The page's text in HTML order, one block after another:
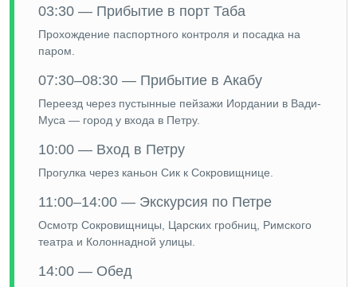
03:30 — Прибытие в порт Таба
Прохождение паспортного контроля и посадка на
паром.
07:30–08:30 — Прибытие в Акабу
Переезд через пустынные пейзажи Иордании в Вади-
Муса — город у входа в Петру.
10:00 — Вход в Петру
Прогулка через каньон Сик к Сокровищнице.
11:00–14:00 — Экскурсия по Петре
Осмотр Сокровищницы, Царских гробниц, Римского
театра и Колоннадной улицы.
14:00 — Обед